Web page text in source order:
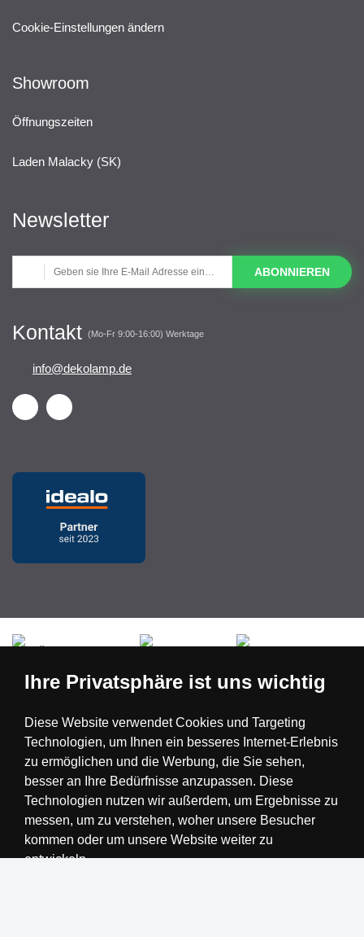
Cookie-Einstellungen ändern
Showroom
Öffnungszeiten
Laden Malacky (SK)
Newsletter
ABONNIEREN
Kontakt (Mo-Fr 9:00-16:00) Werktage
info@dekolamp.de
Nederland
Ihre Privatsphäre ist uns wichtig
Diese Website verwendet Cookies und Targeting
Technologien, um Ihnen ein besseres Internet-Erlebnis
zu ermöglichen und die Werbung, die Sie sehen,
besser an Ihre Bedürfnisse anzupassen. Diese
Technologien nutzen wir außerdem, um Ergebnisse zu
messen, um zu verstehen, woher unsere Besucher
kommen oder um unsere Website weiter zu
entwickeln.